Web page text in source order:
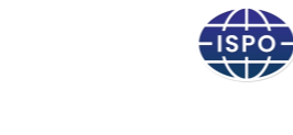
Zum Hauptinhalt springen